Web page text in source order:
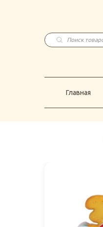
Поиск
товаров
Главная